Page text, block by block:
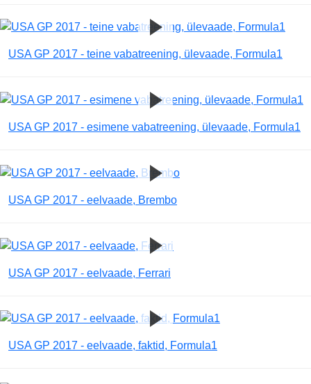
USA GP 2017 - teine vabatreening, ülevaade, Formula1
USA GP 2017 - esimene vabatreening, ülevaade, Formula1
USA GP 2017 - eelvaade, Brembo
USA GP 2017 - eelvaade, Ferrari
USA GP 2017 - eelvaade, faktid, Formula1